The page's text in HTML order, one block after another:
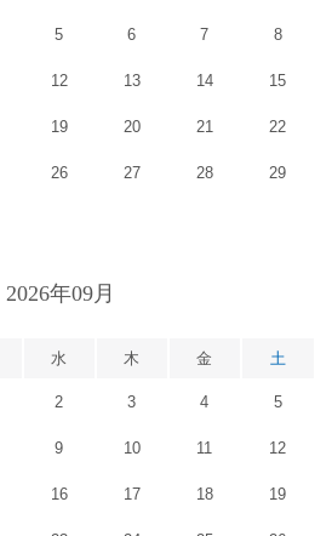
5 6 7 8
12 13 14 15
19 20 21 22
26 27 28 29
2026年09月
水 木 金 土
2 3 4 5
9 10 11 12
16 17 18 19